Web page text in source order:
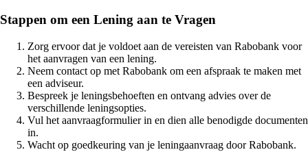
Stappen om een Lening aan te Vragen
Zorg ervoor dat je voldoet aan de vereisten van Rabobank voor
het aanvragen van een lening.
Neem contact op met Rabobank om een afspraak te maken met
een adviseur.
Bespreek je leningsbehoeften en ontvang advies over de
verschillende leningsopties.
Vul het aanvraagformulier in en dien alle benodigde documenten
in.
Wacht op goedkeuring van je leningaanvraag door Rabobank.